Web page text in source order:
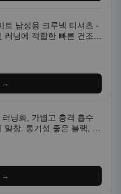
트 남성용 크루넥 티셔츠 -
러닝에 적합한 빠른 건조,
반팔 운동복
→
닝화, 가볍고 충격 흡수
밑창. 통기성 좋은 블랙, 화
색상
→